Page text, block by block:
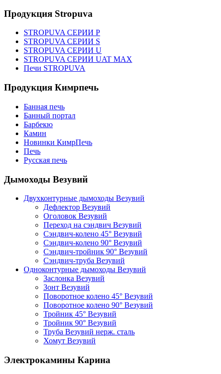
Продукция Stropuva
STROPUVA СЕРИИ P
STROPUVA СЕРИИ S
STROPUVA СЕРИИ U
STROPUVA СЕРИИ UAT MAX
Печи STROPUVA
Продукция Кимрпечь
Банная печь
Банный портал
Барбекю
Камин
Новинки КимрПечь
Печь
Русская печь
Дымоходы Везувий
Двухконтурные дымоходы Везувий
Дефлектор Везувий
Оголовок Везувий
Переход на сэндвич Везувий
Сэндвич-колено 45° Везувий
Сэндвич-колено 90° Везувий
Сэндвич-тройник 90° Везувий
Сэндвич-труба Везувий
Одноконтурные дымоходы Везувий
Заслонка Везувий
Зонт Везувий
Поворотное колено 45° Везувий
Поворотное колено 90° Везувий
Тройник 45° Везувий
Тройник 90° Везувий
Труба Везувий нерж. сталь
Хомут Везувий
Электрокамины Карина